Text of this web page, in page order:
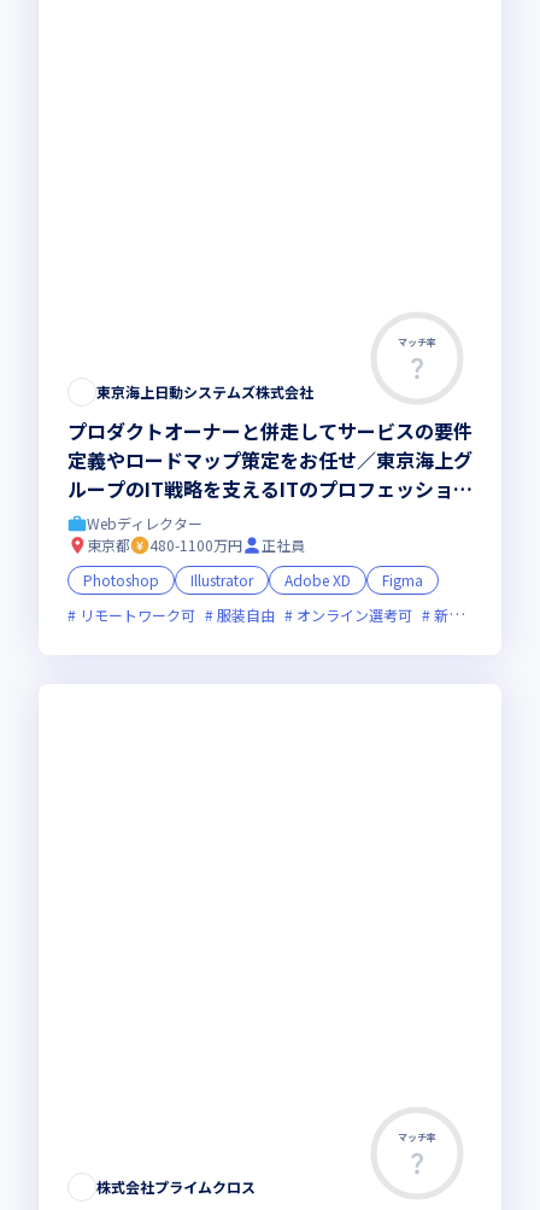
マッチ率
東京海上日動システムズ株式会社
プロダクトオーナーと併走してサービスの要件
定義やロードマップ策定をお任せ／東京海上グ
ループのIT戦略を支えるITのプロフェッショナ
ル集団
Webディレクター
東京都
480-1100万円
正社員
Photoshop
Illustrator Adobe XD
Figma
リモートワーク可
服装自由 オンライン選考可 新技術に積極的
マッチ率
株式会社プライムクロス